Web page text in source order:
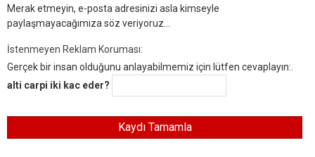
Merak etmeyin, e-posta adresinizi asla kimseyle
paylaşmayacağımıza söz veriyoruz...
İstenmeyen Reklam Koruması:
Gerçek bir insan olduğunu anlayabilmemiz için lütfen cevaplayın:.
alti carpi iki kac eder?